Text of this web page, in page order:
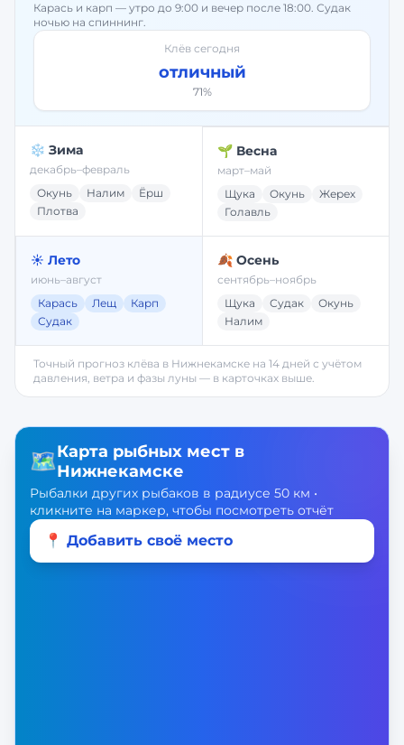
Карась и карп — утро до 9:00 и вечер после 18:00. Судак
ночью на спиннинг.
Клёв сегодня
отличный
71%
❄️ Зима
декабрь–февраль
Окунь
Налим
Ёрш
Плотва
🌱 Весна
март–май
Щука
Окунь
Жерех
Голавль
☀️ Лето
июнь–август
Карась
Лещ
Карп
Судак
🍂 Осень
сентябрь–ноябрь
Щука
Судак
Окунь
Налим
Точный прогноз клёва в Нижнекамске на 14 дней с учётом
давления, ветра и фазы луны — в карточках выше.
🗺️Карта рыбных мест в
Нижнекамске
Рыбалки других рыбаков в радиусе 50 км •
кликните на маркер, чтобы посмотреть отчёт
📍 Добавить своё место